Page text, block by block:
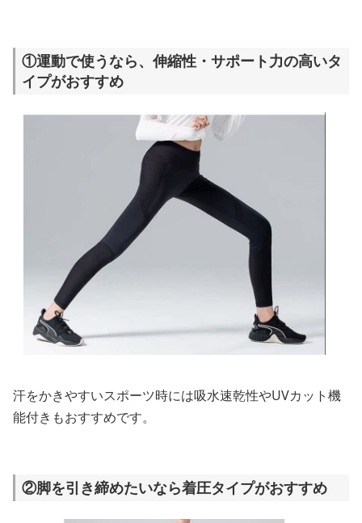
①運動で使うなら、伸縮性・サポート力の高いタ
イプがおすすめ
汗をかきやすいスポーツ時には吸水速乾性やUVカット機
能付きもおすすめです。
②脚を引き締めたいなら着圧タイプがおすすめ